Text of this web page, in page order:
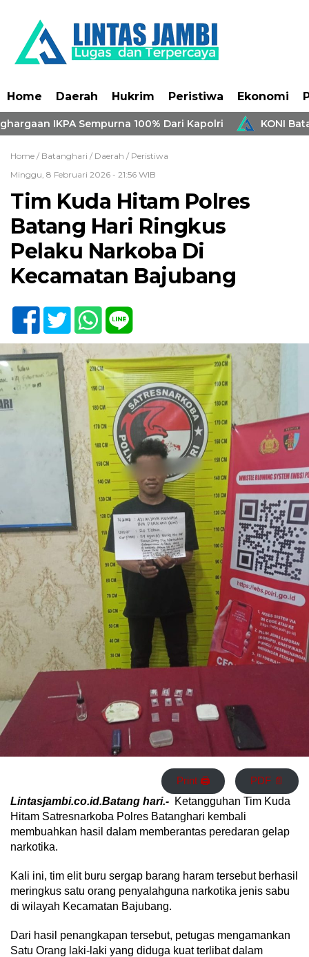
Home Daerah Hukrim Peristiwa Ekonomi
IKPA Sempurna 100% Dari Kapolri KONI
Home / Batanghari / Daerah / Peristiwa
Minggu, 8 Februari 2026 - 21:56 WIB
Tim Kuda Hitam Polres
Batang Hari Ringkus
Pelaku Narkoba Di
Kecamatan Bajubang
Print 🖨 PDF 📄
Lintasjambi.co.id.Batang hari.- Ketangguhan Tim Kuda
Hitam Satresnarkoba Polres Batanghari kembali
membuahkan hasil dalam memberantas peredaran gelap
narkotika.
Kali ini, tim elit buru sergap barang haram tersebut berhasil
meringkus satu orang penyalahguna narkotika jenis sabu
di wilayah Kecamatan Bajubang.
Dari hasil penangkapan tersebut, petugas mengamankan
Satu Orang laki-laki yang diduga kuat terlibat dalam